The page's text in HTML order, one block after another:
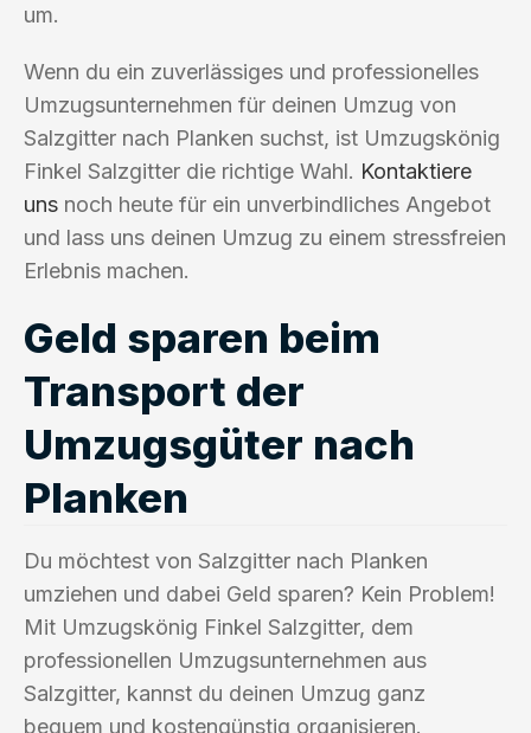
um.
Wenn du ein zuverlässiges und professionelles
Umzugsunternehmen für deinen Umzug von
Salzgitter nach Planken suchst, ist Umzugskönig
Finkel Salzgitter die richtige Wahl. Kontaktiere
uns noch heute für ein unverbindliches Angebot
und lass uns deinen Umzug zu einem stressfreien
Erlebnis machen.
Geld sparen beim
Transport der
Umzugsgüter nach
Planken
Du möchtest von Salzgitter nach Planken
umziehen und dabei Geld sparen? Kein Problem!
Mit Umzugskönig Finkel Salzgitter, dem
professionellen Umzugsunternehmen aus
Salzgitter, kannst du deinen Umzug ganz
bequem und kostengünstig organisieren.